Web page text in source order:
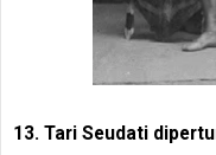
13. Tari Seudati